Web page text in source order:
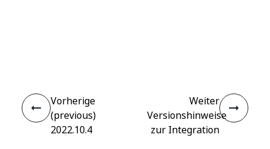
Vorherige
(previous)
2022.10.4
Weiter
Versionshinweise
zur Integration